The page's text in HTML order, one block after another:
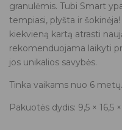
granulėmis. Tubi Smart
tempiasi, plyšta ir
kiekvieną kartą atrasti
rekomenduojama laikyti
jos unikalios savybės.
Tinka vaikams nuo 6 metų.
Pakuotės dydis: 9,5 × 16,5